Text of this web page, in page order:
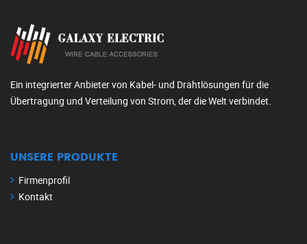
Ein integrierter Anbieter von Kabel- und Drahtlösungen für die
Übertragung und Verteilung von Strom, der die Welt verbindet.
UNSERE PRODUKTE
Firmenprofil
Kontakt